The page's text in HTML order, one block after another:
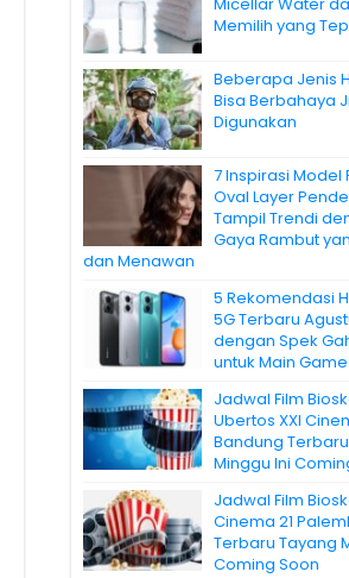
Memilih yang
Beberapa Jenis
Bisa Berbahaya
Digunakan
7 Inspirasi Model
Oval Layer
Tampil Trendi
Gaya Rambut
dan Menawan
5 Rekomendasi
5G Terbaru
dengan Spek
untuk Main Game
Jadwal Film
Ubertos XXI
Bandung
Minggu Ini
Jadwal Film
Cinema 21
Terbaru Tayang
Coming Soon